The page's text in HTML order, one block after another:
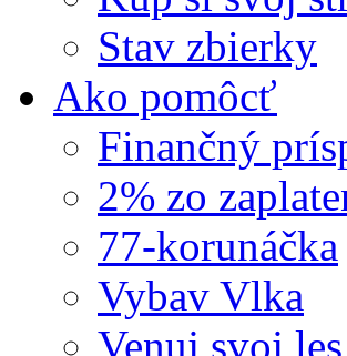
Stav zbierky
Ako pomôcť
Finančný
2% zo
77-korunáčka
Vybav Vlka
Venuj svoj les